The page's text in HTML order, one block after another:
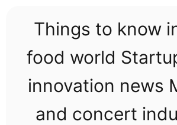
Things to know
food world
innovation news
and concert